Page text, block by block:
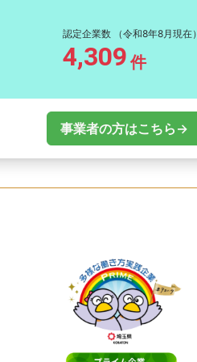
認定企業数 （令和8年8月現在）
4,309 件
事業者の方はこちら→